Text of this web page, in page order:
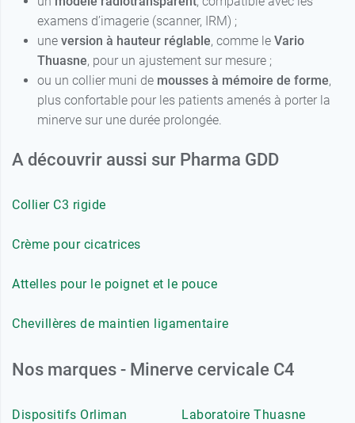
examens d’imagerie (scanner, IRM) ;
une version à hauteur réglable, comme le Vario
Thuasne, pour un ajustement sur mesure ;
ou un collier muni de mousses à mémoire de forme,
plus confortable pour les patients amenés à porter la
minerve sur une durée prolongée.
A découvrir aussi sur Pharma GDD
Collier C3 rigide
Crème pour cicatrices
Attelles pour le poignet et le pouce
Chevillères de maintien ligamentaire
Nos marques - Minerve cervicale C4
Dispositifs Orliman Laboratoire Thuasne